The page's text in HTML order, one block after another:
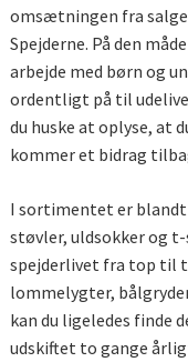
omsætningen fra
Spejderne. På den
arbejde med børn og
ordentligt på til
du huske at oplyse, at
kommer et bidrag
I sortimentet er blandt
støvler, uldsokker og
spejderlivet fra top til
lommelygter,
kan du ligeledes
udskiftet to gange